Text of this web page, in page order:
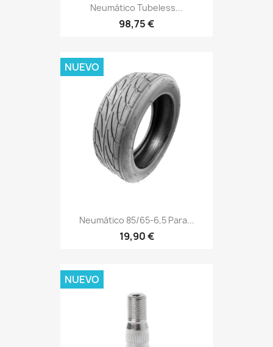
Neumático Tubeless...
98,75 €
Neumático 85/65-6,5 Para...
19,90 €
NUEVO
NUEVO